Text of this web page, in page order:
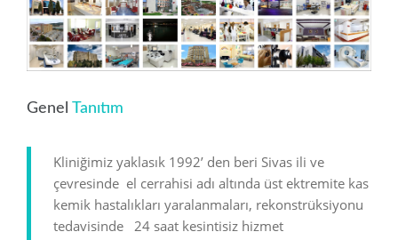
Genel Tanıtım
Kliniğimiz yaklasık 1992’ den beri Sivas ili ve
çevresinde el cerrahisi adı altında üst ektremite kas
kemik hastalıkları yaralanmaları, rekonstrüksiyonu
tedavisinde 24 saat kesintisiz hizmet
Genel Anabilim Dalı Başkanının Mesajı
Sivas Cumhuriyet Üniversitesi
Servis 0600
0(346) 258 00 32
Verilen Hizmetler
Doğumsal anomaliler